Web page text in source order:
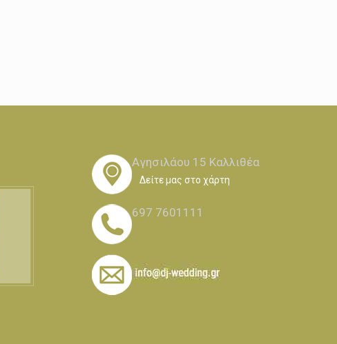
Αγησιλάου 15 Καλλιθέα
Δείτε μας στο χάρτη
697 7601111